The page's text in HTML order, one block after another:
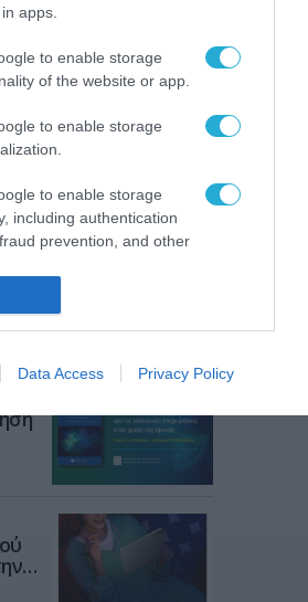
apps.
to enable storage
of the website or app.
to enable storage
to enable storage
including authentication
prevention, and other
Data Access Privacy Policy